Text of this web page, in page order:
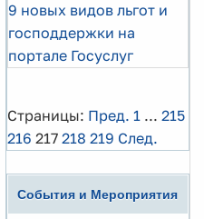
9 новых видов льгот и
господдержки на
портале Госуслуг
Страницы: Пред. 1 ... 215
216 217 218 219 След.
События и Мероприятия